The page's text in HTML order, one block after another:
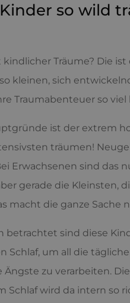
so wild
Träume? Die
kleinen, sich
Traumabenteuer so
ist der extrem
träumen!
Erwachsenen sind
gerade die Kleinsten,
macht die ganze Sache
betrachtet sind diese
Schlaf, um all die
Ängste zu verarbeiten.
Schlaf wird da intern so